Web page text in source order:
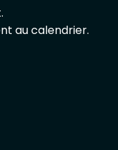
au calendrier.